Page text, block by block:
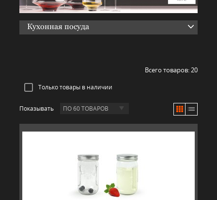
Кухонная посуда
Всего товаров:20
Только товары в наличии
Показывать ПО 60 ТОВАРОВ